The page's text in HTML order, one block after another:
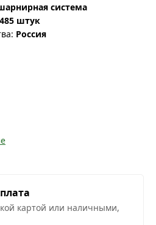
система
485 штук
Россия
картой или наличными,